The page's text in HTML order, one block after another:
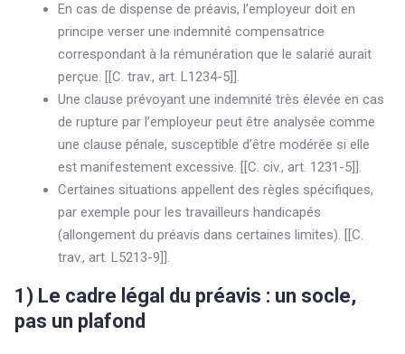
En cas de dispense de préavis, l’employeur doit en
principe verser une indemnité compensatrice
correspondant à la rémunération que le salarié aurait
perçue. [[C. trav., art. L1234-5]].
Une clause prévoyant une indemnité très élevée en cas
de rupture par l’employeur peut être analysée comme
une clause pénale, susceptible d’être modérée si elle
est manifestement excessive. [[C. civ., art. 1231-5]].
Certaines situations appellent des règles spécifiques,
par exemple pour les travailleurs handicapés
(allongement du préavis dans certaines limites). [[C.
trav., art. L5213-9]].
1) Le cadre légal du préavis : un socle,
pas un plafond